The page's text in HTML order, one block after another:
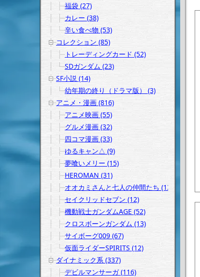
福袋 (27)
カレー (38)
辛い食べ物 (53)
コレクション (85)
トレーディングカード (52)
SDガンダム (23)
SF小説 (14)
幼年期の終り（ドラマ版） (3)
アニメ・漫画 (816)
アニメ映画 (55)
グルメ漫画 (32)
四コマ漫画 (33)
ゆるキャン△ (9)
夢喰いメリー (15)
HEROMAN (31)
オオカミさんと七人の仲間たち (13)
セイクリッドセブン (12)
機動戦士ガンダムAGE (52)
クロスボーンガンダム (13)
サイボーグ009 (67)
仮面ライダーSPIRITS (12)
ダイナミック系 (337)
デビルマンサーガ (116)